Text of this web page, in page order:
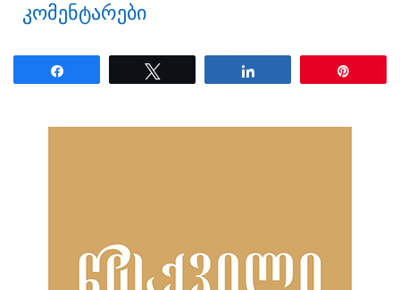
კომენტარები